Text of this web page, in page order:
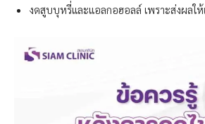
งดสูบบุหรี่และแอลกอฮอลล์ เพราะส่งผลใ